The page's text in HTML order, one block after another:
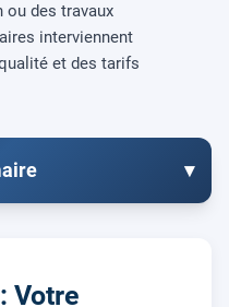
ou des travaux
interviennent
et des tarifs
▾
Votre